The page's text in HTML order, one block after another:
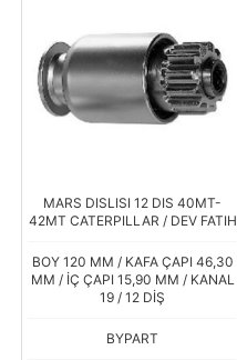
MARS DISLISI 12 DIS 40MT-
42MT CATERPILLAR / DEV FATIH
BOY 120 MM / KAFA ÇAPI 46,30
MM / İÇ ÇAPI 15,90 MM / KANAL
19 / 12 DİŞ
BYPART